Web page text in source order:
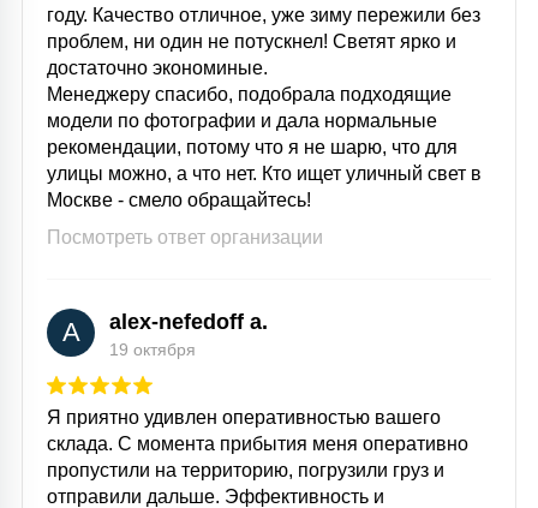
году. Качество отличное, уже зиму пережили без
проблем, ни один не потускнел! Светят ярко и
достаточно экономиные.
Менеджеру спасибо, подобрала подходящие
модели по фотографии и дала нормальные
рекомендации, потому что я не шарю, что для
улицы можно, а что нет. Кто ищет уличный свет в
Москве - смело обращайтесь!
Посмотреть ответ организации
A alex-nefedoff a.
19 октября
Я приятно удивлен оперативностью вашего
склада. С момента прибытия меня оперативно
пропустили на территорию, погрузили груз и
отправили дальше. Эффективность и